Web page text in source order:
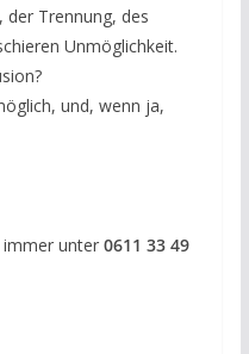
der Trennung, des
Unmöglichkeit.
und, wenn ja,
immer unter 0611 33 49